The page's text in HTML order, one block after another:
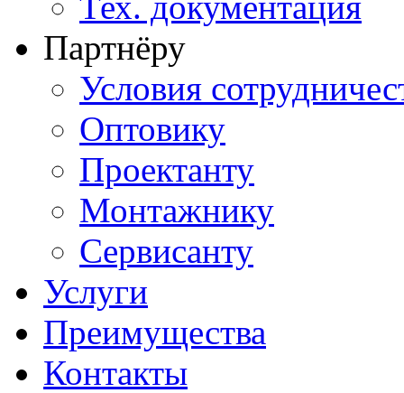
Партнёру
Условия
Оптовику
Проектанту
Монтажнику
Сервисанту
Услуги
Преимущества
Контакты